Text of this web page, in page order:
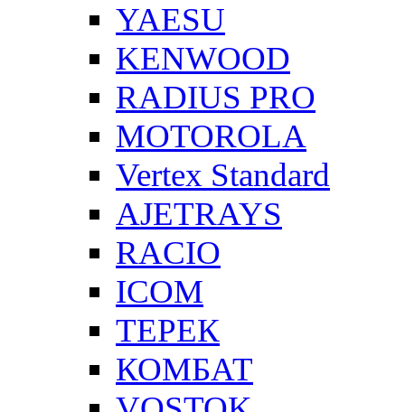
YAESU
KENWOOD
RADIUS PRO
MOTOROLA
Vertex Standard
AJETRAYS
RACIO
ICOM
ТЕРЕК
КОМБАТ